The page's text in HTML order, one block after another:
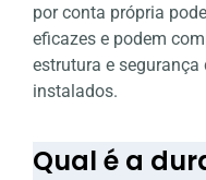
por conta própria
eficazes e podem
estrutura e segurança
instalados.
Qual é a